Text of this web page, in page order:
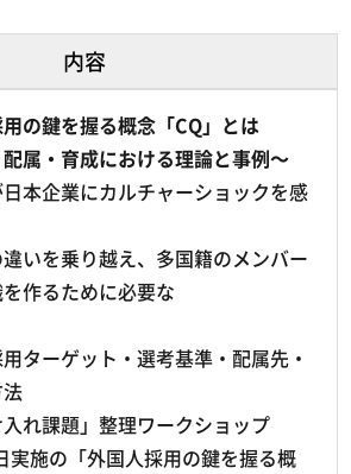
内容
の鍵を握る概念「CQ」とは
育成における理論と事例～
本企業にカルチャーショックを感
いを乗り越え、多国籍のメンバー
作るために必要な
ターゲット・選考基準・配属先・
れ課題」整理ワークショップ
施の「外国人採用の鍵を握る概